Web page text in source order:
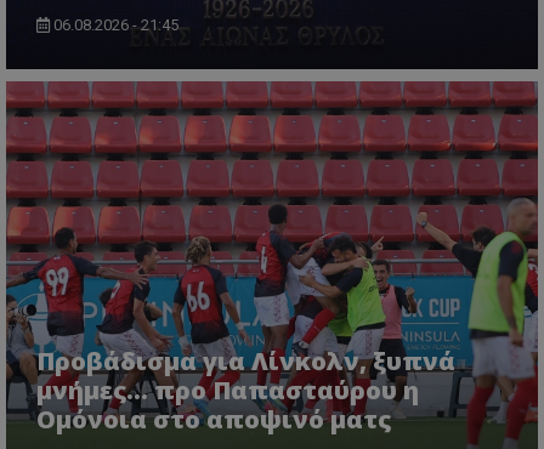
06.08.2026 - 21:45
Προβάδισμα για Λίνκολν, ξυπνά
μνήμες... προ Παπασταύρου η
Ομόνοια στο αποψινό ματς